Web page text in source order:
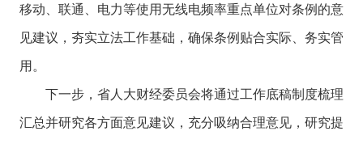
移动、联通、电力等使用无线电频率重点单位对条例的意
见建议，夯实立法工作基础，确保条例贴合实际、务实管
用。
下一步，省人大财经委员会将通过工作底稿制度梳理
汇总并研究各方面意见建议，充分吸纳合理意见，研究提